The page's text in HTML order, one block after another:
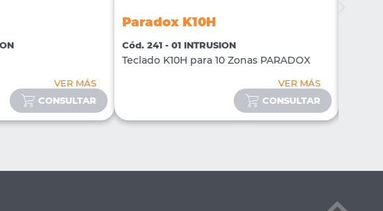
VER MÁS
CONSULTAR
Paradox K10H
Cód. 241 - 01 INTRUSION
Teclado K10H para 10 Zonas PARADOX
VER MÁS
CONSULTAR